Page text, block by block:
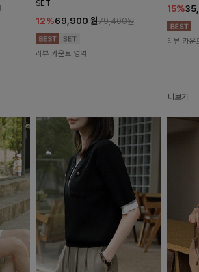
SET
12%69,900 원79,400원
리뷰 카운트 영역
15%
리뷰 카운
더보기